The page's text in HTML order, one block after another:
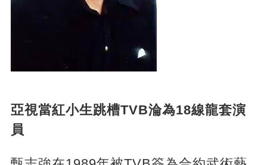
亞視當紅小生跳槽TVB淪為18線龍套演
員